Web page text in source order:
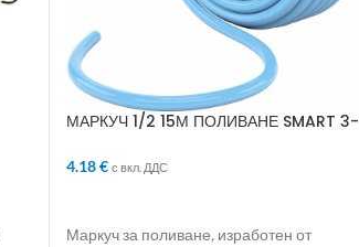
МАРКУЧ 1/2 15М ПОЛИВАНЕ SMART 3-
4.18€ с вкл. ДДС
Маркуч за поливане, изработен от